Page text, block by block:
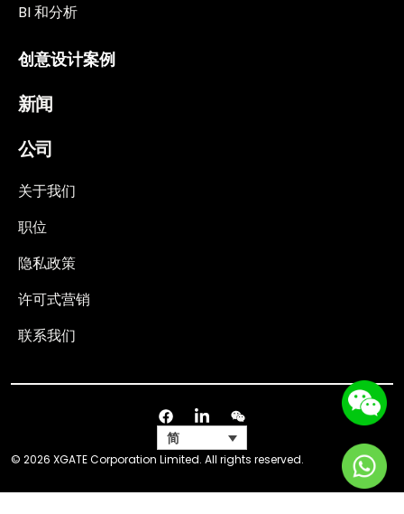
BI 和分析
创意设计案例
新闻
公司
关于我们
职位
隐私政策
许可式营销
联系我们
© 2026 XGATE Corporation Limited. All rights reserved.
简